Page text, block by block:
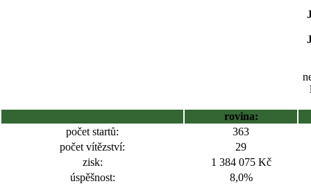
rovina:
počet startů:
363
počet vítězství:
29
zisk:
1 384 075 Kč
úspěšnost:
8,0%